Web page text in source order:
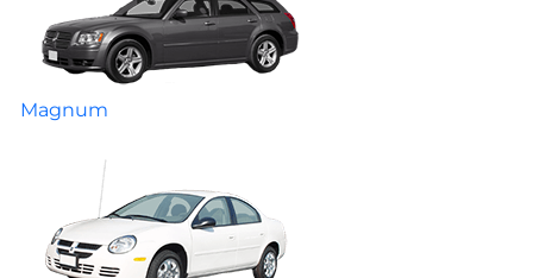
Magnum